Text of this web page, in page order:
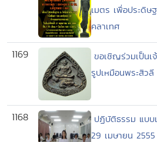
เมตร เพื่อประดิษ
คลาเทศ
1169
ขอเชิญร่วมเป็นเ
รูปเหมือนพระสิว
1168
ปฏิบัติธรรม แบบ
29 เมษายน